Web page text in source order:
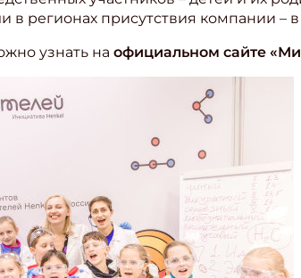
в регионах присутствия компании
узнать на официальном сайте